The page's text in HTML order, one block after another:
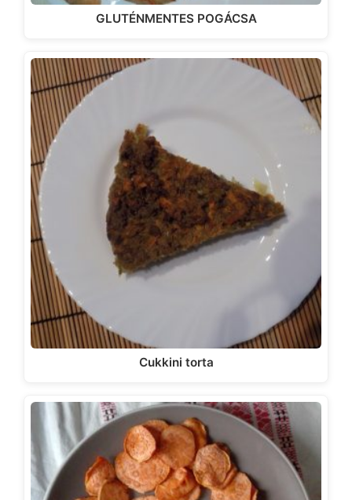
GLUTÉNMENTES POGÁCSA
Cukkini torta